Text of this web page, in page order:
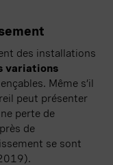
des installations
variations
Même s’il
peut présenter
perte de
de
se sont